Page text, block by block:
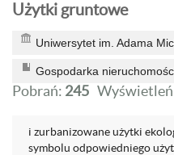
Użytki gruntowe
Uniwersytet im. Adama
Gospodarka
Pobrań: 245
i zurbanizowane użytki
symbolu odpowiedniego